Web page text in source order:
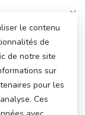
SUR CE
service client
282 7447. Nous
le contenu
de
de notre site
sur
pour les
Ces